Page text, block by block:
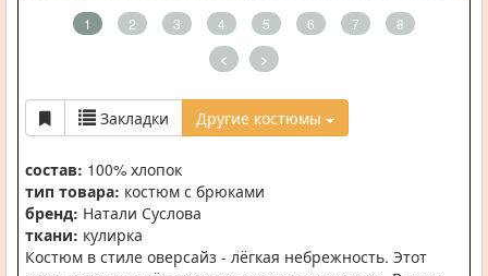
1 2 3 4 5 6 7 8
< >
Закладки Другие костюмы
состав: 100% хлопок
тип товара: костюм с брюками
бренд: Натали Суслова
ткани: кулирка
Костюм в стиле оверсайз - лёгкая небрежность. Этот